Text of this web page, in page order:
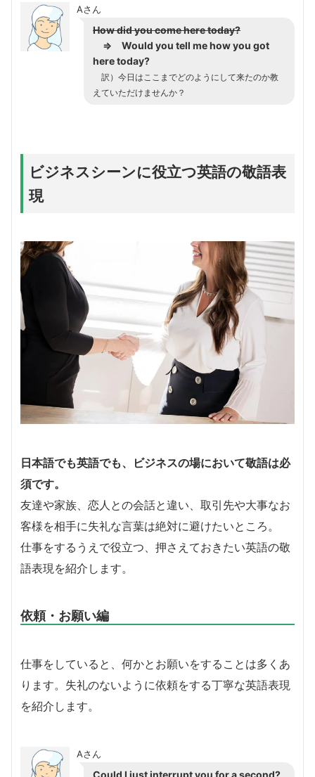
Aさん
How did you come here today?
⇒ Would you tell me how you got
here today?
訳）今日はここまでどのようにして来たのか教
えていただけませんか？
ビジネスシーンに役立つ英語の敬語表
現
日本語でも英語でも、ビジネスの場において敬語は必
須です。
友達や家族、恋人との会話と違い、取引先や大事なお
客様を相手に失礼な言葉は絶対に避けたいところ。
仕事をするうえで役立つ、押さえておきたい英語の敬
語表現を紹介します。
依頼・お願い編
仕事をしていると、何かとお願いをすることは多くあ
ります。失礼のないように依頼をする丁寧な英語表現
を紹介します。
Aさん